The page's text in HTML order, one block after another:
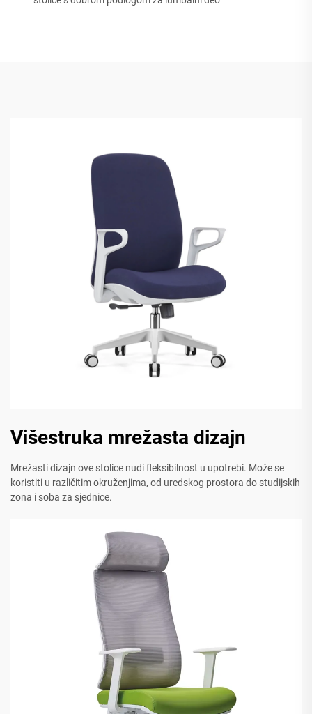
Višestruka mrežasta dizajn
Mrežasti dizajn ove stolice nudi fleksibilnost u upotrebi. Može se
koristiti u različitim okruženjima, od uredskog prostora do studijskih
zona i soba za sjednice.